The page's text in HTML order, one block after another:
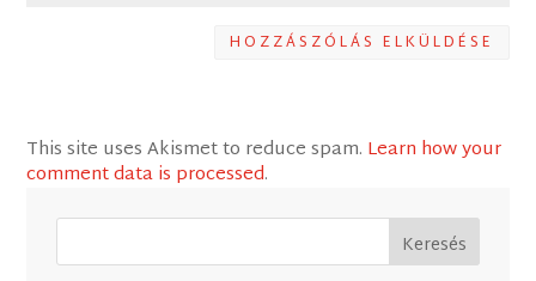
HOZZÁSZÓLÁS ELKÜLDÉSE
This site uses Akismet to reduce spam. Learn how your
comment data is processed.